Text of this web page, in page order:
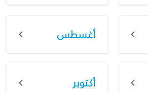
أغسطس
أكتوبر